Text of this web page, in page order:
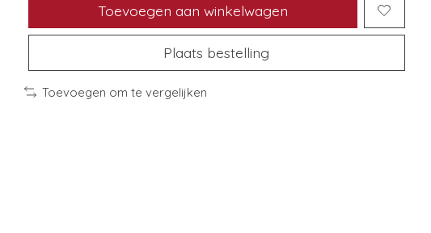
Toevoegen aan winkelwagen
Plaats bestelling
Toevoegen om te vergelijken